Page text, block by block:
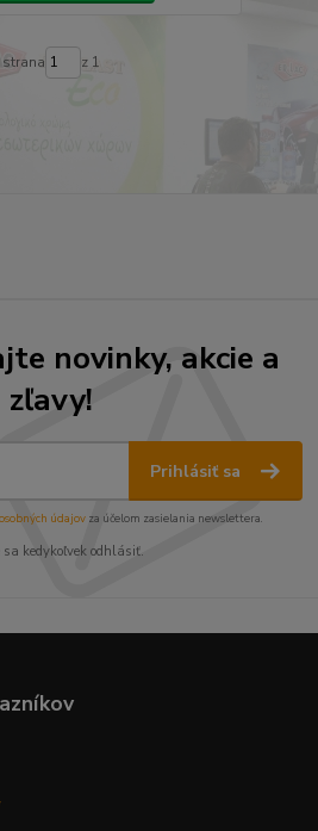
strana z 1
novinky, akcie a
zľavy!
Prihlásiť sa
údajov za účelom zasielania newslettera.
sa kedykoľvek odhlásiť.